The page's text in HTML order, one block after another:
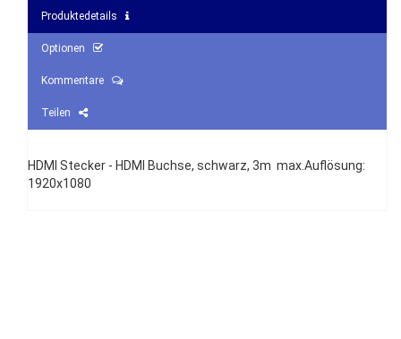
Produktedetails
Optionen
Kommentare
Teilen
HDMI Stecker - HDMI Buchse, schwarz, 3m max.Auflösung:
1920x1080